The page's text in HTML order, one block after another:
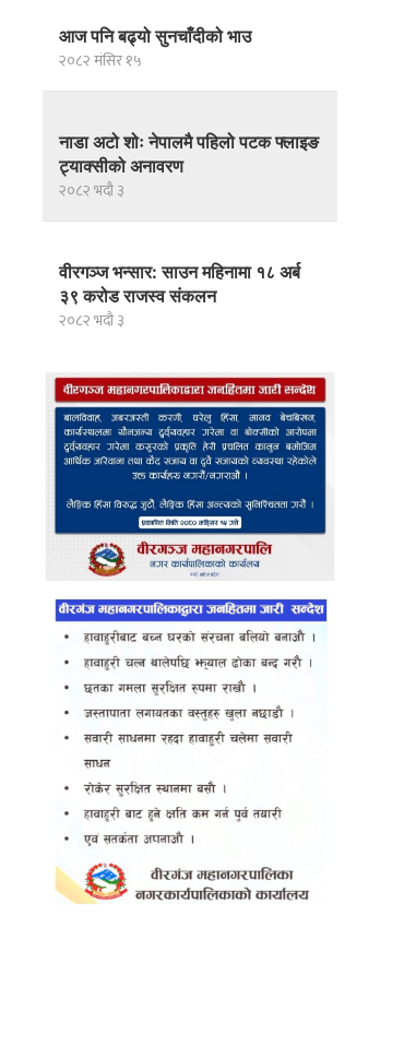
आज पनि बढ्यो सुनचाँदीको भाउ
२०८२ मंसिर १५
नाडा अटो शोः नेपालमै पहिलो पटक फ्लाइङ
ट्याक्सीको अनावरण
२०८२ भदौ ३
वीरगञ्ज भन्सार: साउन महिनामा १८ अर्ब
३९ करोड राजस्व संकलन
२०८२ भदौ ३